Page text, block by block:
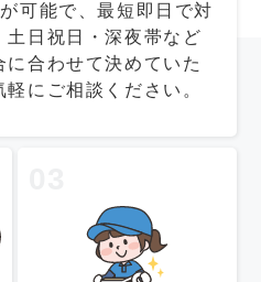
可能で、最短即日で対
土日祝日・深夜帯など
に合わせて決めていた
にご相談ください。